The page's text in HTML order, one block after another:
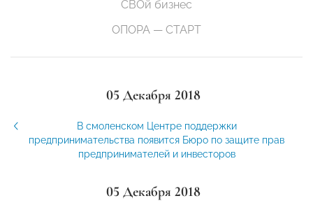
СВОй бизнес
ОПОРА — СТАРТ
05 Декабря 2018
В смоленском Центре поддержки
предпринимательства появится Бюро по защите прав
предпринимателей и инвесторов
05 Декабря 2018